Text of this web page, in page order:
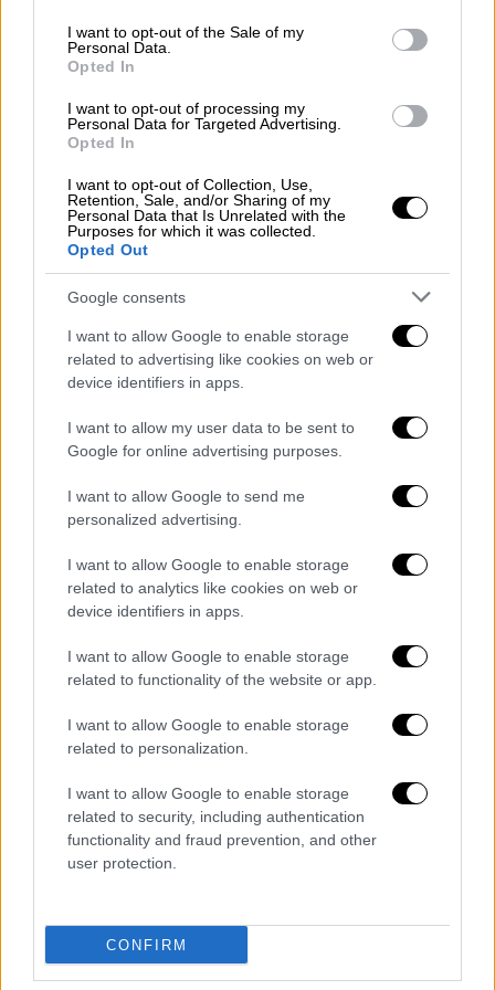
consent section.
I want to opt-out of the Sale of my
Personal Data.
Opted In
I want to opt-out of processing my
Personal Data for Targeted Advertising.
Opted In
I want to opt-out of Collection, Use,
Retention, Sale, and/or Sharing of my
Personal Data that Is Unrelated with the
Purposes for which it was collected.
Opted Out
Google consents
I want to allow Google to enable storage
related to advertising like cookies on web or
device identifiers in apps.
I want to allow my user data to be sent to
Google for online advertising purposes.
I want to allow Google to send me
personalized advertising.
I want to allow Google to enable storage
related to analytics like cookies on web or
device identifiers in apps.
I want to allow Google to enable storage
related to functionality of the website or app.
I want to allow Google to enable storage
related to personalization.
I want to allow Google to enable storage
related to security, including authentication
functionality and fraud prevention, and other
user protection.
CONFIRM
ομήρων από τους μαχητές της
δυνάμεις του Ερυθρού Σταυρού να τους
παραλαμβάνουν και να τους παραδίδουν
ακολούθως σε επίλεκτη ομάδα του
ισραηλινού στρατού.
Ποιοι είναι οι τρεις ισραηλινοί που
απελευθερώθηκαν
Οι τρεις Ισραηλινοί όμηροι έφθασαν στο
Ισραήλ, ανακοίνωσε ο ισραηλινός στρατός. Ο
Αμερικανοϊσραηλινός Σαγκί Ντέκελ-Χεν και
ο Αργεντινοϊσραηλινός Ιαΐρ Χορν «διέσχισαν
μεταβαίνουν στο σημείο όπου θα
συναντήσουν μέλη των οικογενειών τους,
ανέφερε ο ισραηλινός στρατός σε σύντομη
ανακοίνωσή του.
Οι τρεις όμηροι ανέβηκαν στην εξέδρα που
είχε στηθεί κρατώντας έγγραφα
απελευθέρωσης» με τις
καθώς κάμερες και μικρά drones κατέγραφαν
τη σκηνή.
Οι τρεις άνδρες αναγκάστηκαν να πουν λίγες
κουβέντες μέσω μικροφώνου στο πλήθος
που είχε συγκεντρωθεί εκεί. Στη συνέχεια
παραδόθηκαν στην Διεθνή Επιτροπή του
Ερυθρού Σταυρού, η οποία τους μετέφερε
έπειτα στον ισραηλινό στρατό. Πλέον,
υποβληθούν σειατρικές εξετάσεις.
Στον Χόρντ δόθηκε επίσης μιακλεψύδρα,